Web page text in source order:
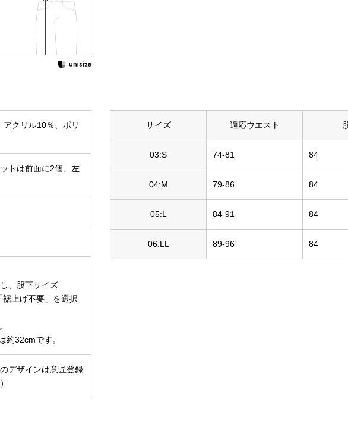
クリル10％、ポリ
トは前面に2個、左
、股下サイズ
裾上げ不要」を選択
32cmです。
デザインは意匠登録
サイズ 適応ウエスト
03:S 74-81 84
04:M 79-86 84
05:L 84-91 84
06:LL 89-96 84